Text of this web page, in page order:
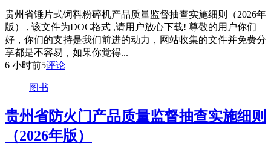
贵州省锤片式饲料粉碎机产品质量监督抽查实施细则（2026年
版） , 该文件为DOC格式 ,请用户放心下载! 尊敬的用户你们
好，你们的支持是我们前进的动力，网站收集的文件并免费分
享都是不容易，如果你觉得...
6 小时前5评论
图书
贵州省防火门产品质量监督抽查实施细则
（2026年版）